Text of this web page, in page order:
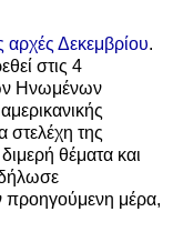
Δεκεμβρίου.
στις 4
Ηνωμένων
στελέχη της
θέματα και
προηγούμενη μέρα,